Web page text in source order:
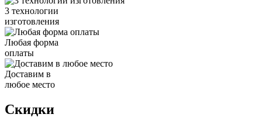
3 технологии
изготовления
Любая форма
оплаты
Доставим в
любое место
Скидки